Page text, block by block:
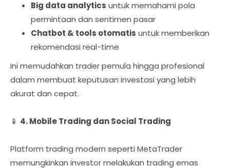
Big data analytics untuk memahami pola
permintaan dan sentimen pasar
Chatbot & tools otomatis untuk memberikan
rekomendasi real-time
Ini memudahkan trader pemula hingga profesional
dalam membuat keputusan investasi yang lebih
akurat dan cepat.
📱 4. Mobile Trading dan Social Trading
Platform trading modern seperti MetaTrader
memungkinkan investor melakukan trading emas